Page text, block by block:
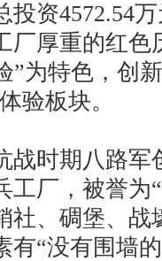
资4572.54万
厂厚重的红色
”为特色，创
验板块。
时期八路军
工厂，被誉为
社、碉堡、
有“没有围墙